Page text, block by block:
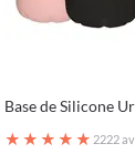
Base de Silicone
★ ★ ★ ★ ★ 2222